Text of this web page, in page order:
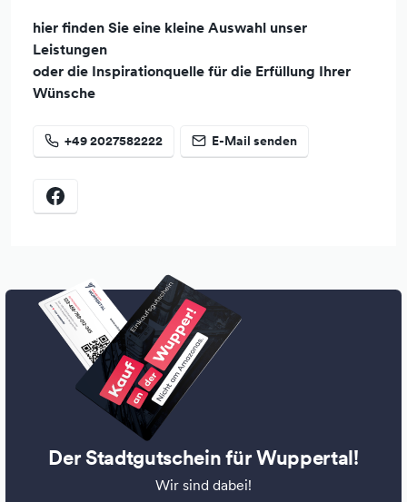
hier finden Sie eine kleine Auswahl unser
Leistungen
oder die Inspirationquelle für die Erfüllung Ihrer
Wünsche
+49 2027582222 E-Mail senden
Der Stadtgutschein für Wuppertal!
Wir sind dabei!